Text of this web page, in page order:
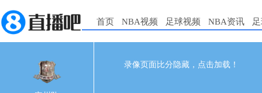
首页 NBA视频 足球视频 NBA资讯
录像页面比分隐藏，点击加载！